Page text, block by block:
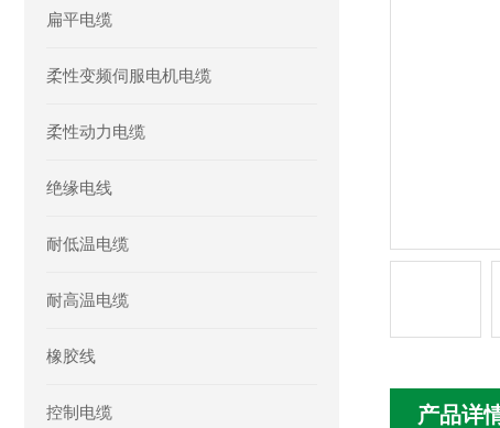
扁平电缆
柔性变频伺服电机电缆
柔性动力电缆
绝缘电线
耐低温电缆
耐高温电缆
橡胶线
控制电缆 产品详